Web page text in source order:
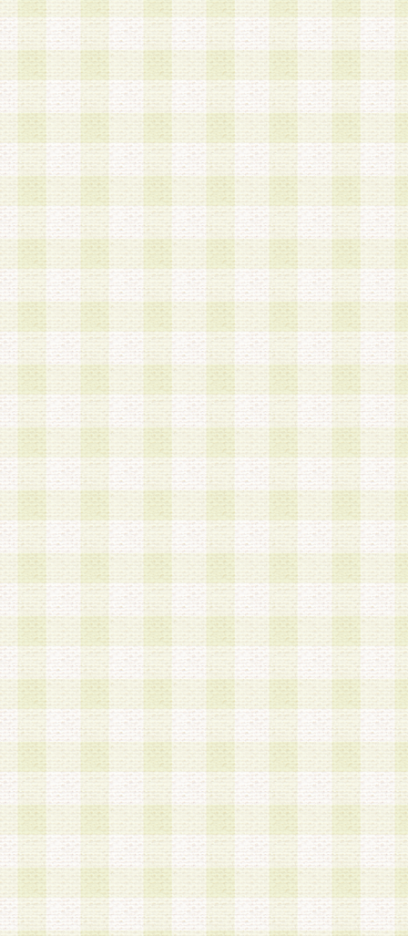
a.既に登録されている会員と同一のメールアドレ
録する場合
b.本サービスと同様のサービスを提供している企
業に従事していると思われる本人またはその家族
場合
c.その他当社が不適切と判断する場合
2.当社は、会員登録希望者を会員として承認する
した 場合、会員登録希望者による会員登録手続
による承認後の場合であっても、会員登録の取り
の抹消を、当社が適切と判 断する方法・手段に
とができるものとします。
3.会員登録希望者が18歳未満、成年被後見人、被
人 である場合は、親権者などの法定代理人の同
録を行うものとします。なお、義務教育学齢に該
者については、登録時に 当社が別途定める方法
権者による承認手続きを行うものとします。
第3条 会員の登録方法
1.会員登録手続きは、会員登録希望者本人が行う
る登録は一切認められないものとします。
2.会員登録希望者は、本規約に同意の後、当社指
画 面」において、当社が指定する必要事項を入
を行うものとします。当社は、会員登録を承認し
会員として本サービスを 受けるためのログイン
を付与します。
3.会員は、会員登録の際に申告する登録情報の全
いかなる虚偽の申告をも行ってはならないものと
4.会員は、複数のログインＩＤおよびパスワード
いものとします。
第4条 ログインIDおよびパスワードの管理
1.会員は、会員登録後、本サイト内にて本サービ
加する際には、前条に基づき当社から付与された
スワードを使用するものとします。
2.登録の際に当社が付与したログインIDおよびパ
の使用に関しては、全て会員本人がその責任を負